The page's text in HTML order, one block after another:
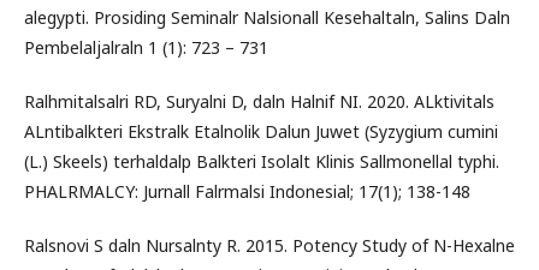
alegypti. Prosiding Seminalr Nalsionall Kesehaltaln, Salins Daln
Pembelaljalraln 1 (1): 723 – 731
Ralhmitalsalri RD, Suryalni D, daln Halnif NI. 2020. ALktivitals
ALntibalkteri Ekstralk Etalnolik Dalun Juwet (Syzygium cumini
(L.) Skeels) terhaldalp Balkteri Isolalt Klinis Sallmonellal typhi.
PHALRMALCY: Jurnall Falrmalsi Indonesial; 17(1); 138-148
Ralsnovi S daln Nursalnty R. 2015. Potency Study of N-Hexalne